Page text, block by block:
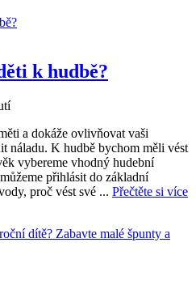
k hudbě?
a dokáže ovlivňovat vaši
náladu. K hudbě bychom měli vést
vybereme vhodný hudební
přihlásit do základní
proč vést své ... Přečtěte si více